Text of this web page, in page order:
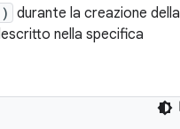
durante la creazione della
nella specifica